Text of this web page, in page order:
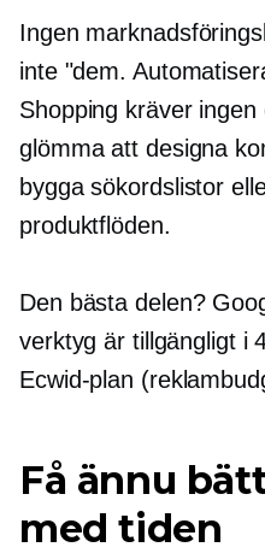
Ingen
inte "dem.
Shopping kräver
glömma att designa
bygga sökordslistor
produktflöden.
Den bästa delen?
verktyg är tillgängligt i
Ecwid-plan
Få ännu
med tiden